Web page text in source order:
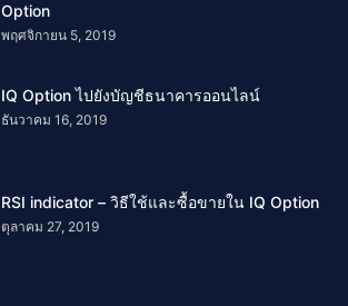
Option
พฤศจิกายน 5, 2019
IQ Option ไปยังบัญชีธนาคารออนไลน์
ธันวาคม 16, 2019
RSI indicator – วิธีใช้และซื้อขายใน IQ Option
ตุลาคม 27, 2019